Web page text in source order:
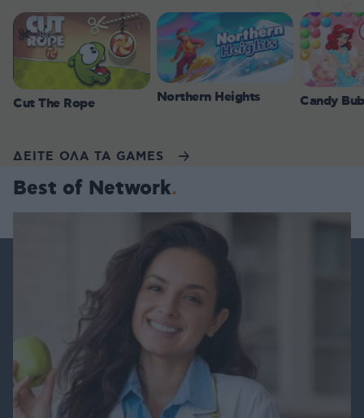
Cut The Rope Northern Heights Candy
ΔΕΙΤΕ ΟΛΑ ΤΑ GAMES
Best of Network